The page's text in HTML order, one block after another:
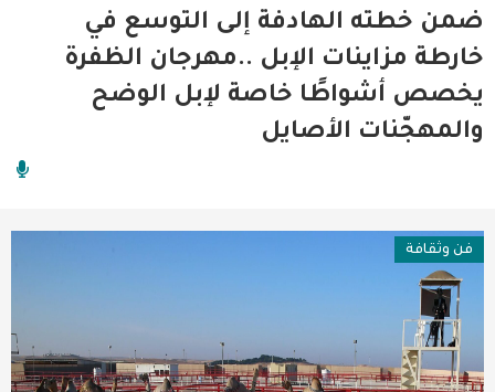
Media:
Header
ضمن خطته الهادفة إلى التوسع في
خارطة مزاينات الإبل ..مهرجان الظفرة
يخصص أشواطًا خاصة لإبل الوضح
والمهجّنات الأصايل
فن وثقافة
اقتصاد واعمال
امنية
عربية ودولية
تقنيات
تحقيقات صحفية